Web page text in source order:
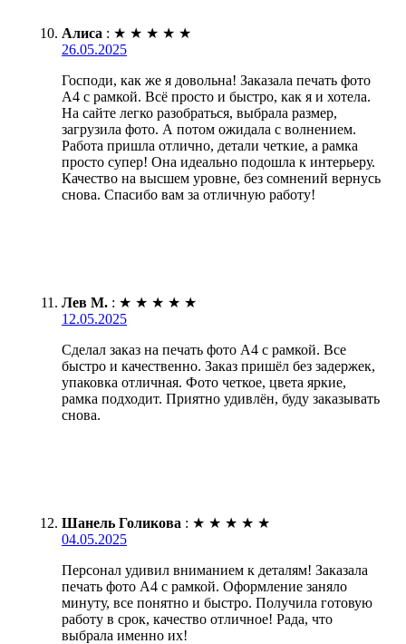
Алиса : ★ ★ ★ ★ ★
26.05.2025
Господи, как же я довольна! Заказала печать фото
А4 с рамкой. Всё просто и быстро, как я и хотела.
На сайте легко разобраться, выбрала размер,
загрузила фото. А потом ожидала с волнением.
Работа пришла отлично, детали четкие, а рамка
просто супер! Она идеально подошла к интерьеру.
Качество на высшем уровне, без сомнений вернусь
снова. Спасибо вам за отличную работу!
Лев М. : ★ ★ ★ ★ ★
12.05.2025
Сделал заказ на печать фото А4 с рамкой. Все
быстро и качественно. Заказ пришёл без задержек,
упаковка отличная. Фото четкое, цвета яркие,
рамка подходит. Приятно удивлён, буду заказывать
снова.
Шанель Голикова : ★ ★ ★ ★ ★
04.05.2025
Персонал удивил вниманием к деталям! Заказала
печать фото А4 с рамкой. Оформление заняло
минуту, все понятно и быстро. Получила готовую
работу в срок, качество отличное! Рада, что
выбрала именно их!